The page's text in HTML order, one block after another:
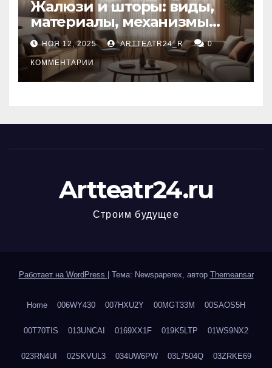
Жалюзи и шторы: виды,
материалы, механизмы
управления и уход
НОЯ 12, 2025 ARTTEATR24_R 0
КОММЕНТАРИИ
Artteatr24.ru
Строим будущее
Работает на WordPress Тема: Newspaperex, автор Themeansar
Home 006WY430 007HXU2Y 00MGT33M 00SAOS5H
00T70TIS 013UNCAI 0169XX1F 019K5LTP 01WS9NX2
023RN4UI 02SKVUL3 034UW6PW 03L7504Q 03ZRKE69